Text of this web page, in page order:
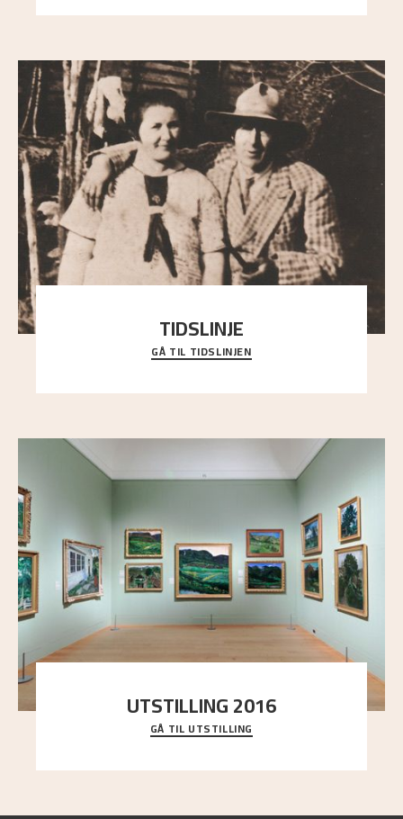
TIDSLINJE
Bli kjent med Nikolai Astrups liv, kunstnerskap og
ettermæle i en interaktiv presentasjon.
GÅ TIL TIDSLINJEN
UTSTILLING 2016
En komplett oversikt over Nikolai Astrups
utstillinger, fra debuten i 1900 og frem til i dag.
GÅ TIL UTSTILLING